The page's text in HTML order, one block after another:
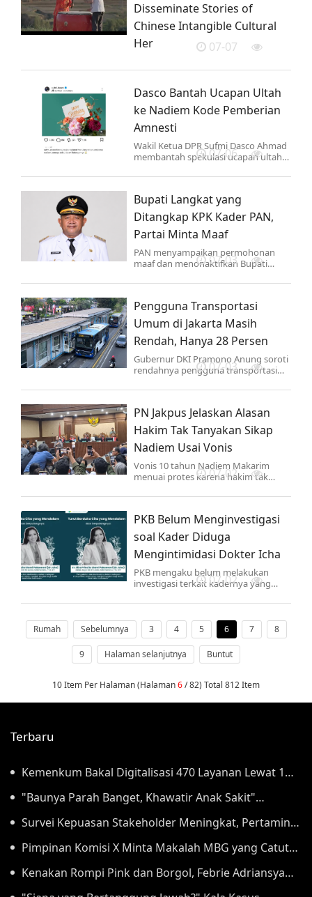
Disseminate Stories of
Chinese Intangible Cultural
Her
07-07
Dasco Bantah Ucapan Ultah
ke Nadiem Kode Pemberian
Amnesti
Wakil Ketua DPR Sufmi Dasco Ahmad
membantah spekulasi ucapan ultah
amnesti atau bantuan hukum.
07-06
Bupati Langkat yang
Ditangkap KPK Kader PAN,
Partai Minta Maaf
PAN menyampaikan permohonan
maaf dan menonaktifkan Bupati
OTT KPK, menegaskan hal itu
07-03
Pengguna Transportasi
Umum di Jakarta Masih
Rendah, Hanya 28 Persen
Gubernur DKI Pramono Anung soroti
rendahnya pengguna transportasi
07-03
PN Jakpus Jelaskan Alasan
Hakim Tak Tanyakan Sikap
Nadiem Usai Vonis
Vonis 10 tahun Nadiem Makarim
menuai protes karena hakim tak
Jakarta Pusat kini buka suara.
07-02
PKB Belum Menginvestigasi
soal Kader Diduga
Mengintimidasi Dokter Icha
PKB mengaku belum melakukan
investigasi terkait kadernya yang
tetapi jamin akan ada sanksi bagi
07-02
Rumah Sebelumnya 3 4 5 6 7 8
9 Halaman selanjutnya Buntut
10 Item Per Halaman (Halaman6/ 82) Total 812 Item
Terbaru
Kemenkum Bakal Digitalisasi 470 Layanan Lewat 1
Aplikasi Super Mulai September
"Baunya Parah Banget, Khawatir Anak Sakit"
Orangtua Keluhkan Gunungan Sampah di SDN
Kedaung Kali Angke
Survei Kepuasan Stakeholder Meningkat, Pertamina
NRE Perkuat Komitmen Mewujudkan Transisi Energi
Berkelanjutan
Pimpinan Komisi X Minta Makalah MBG yang Catut
Prabowo Diusut
Kenakan Rompi Pink dan Borgol, Febrie Adriansyah